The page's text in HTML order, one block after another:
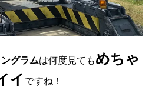
グラムは何度見てもめちゃ
イ ですね！